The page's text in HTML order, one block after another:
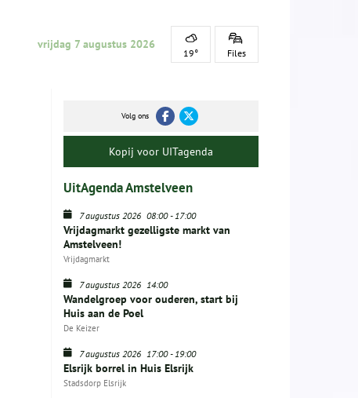
vrijdag 7 augustus 2026
19° Files
Volg ons
Kopij voor UITagenda
UitAgenda Amstelveen
7 augustus 2026 08:00-17:00
Vrijdagmarkt gezelligste markt van
Amstelveen!
Vrijdagmarkt
7 augustus 2026 14:00
Wandelgroep voor ouderen, start bij
Huis aan de Poel
De Keizer
7 augustus 2026 17:00-19:00
Elsrijk borrel in Huis Elsrijk
Stadsdorp Elsrijk